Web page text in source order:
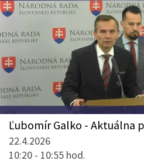
Ľubomír Galko - Aktuálna
22.4.2026
10:20 - 10:55 hod.